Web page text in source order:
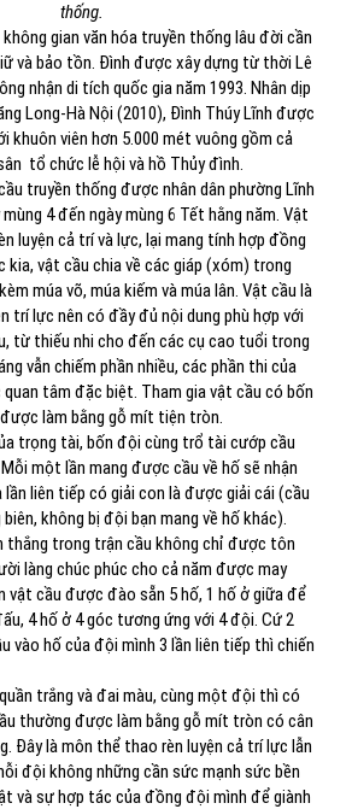
thống.
gian văn hóa truyền thống lâu đời cần
và bảo tồn. Đình được xây dựng từ thời Lê
nhận di tích quốc gia năm 1993. Nhân dịp
Long-Hà Nội (2010), Đình Thúy Lĩnh được
khuôn viên hơn 5.000 mét vuông gồm cả
tổ chức lễ hội và hồ Thủy đình.
truyền thống được nhân dân phường Lĩnh
4 đến ngày mùng 6 Tết hằng năm. Vật
luyện cả trí và lực, lại mang tính hợp đồng
kia, vật cầu chia về các giáp (xóm) trong
múa võ, múa kiếm và múa lân. Vật cầu là
trí lực nên có đầy đủ nội dung phù hợp với
từ thiếu nhi cho đến các cụ cao tuổi trong
vẫn chiếm phần nhiều, các phần thi của
tâm đặc biệt. Tham gia vật cầu có bốn
làm bằng gỗ mít tiện tròn.
trọng tài, bốn đội cùng trổ tài cướp cầu
một lần mang được cầu về hố sẽ nhận
liên tiếp có giải con là được giải cái (cầu
không bị đội bạn mang về hố khác).
thắng trong trận cầu không chỉ được tôn
làng chúc phúc cho cả năm được may
vật cầu được đào sẵn 5 hố, 1 hố ở giữa để
4 hố ở 4 góc tương ứng với 4 đội. Cứ 2
vào hố của đội mình 3 lần liên tiếp thì chiến
trắng và đai màu, cùng một đội thì có
thường được làm bằng gỗ mít tròn có cân
Đây là môn thể thao rèn luyện cả trí lực lẫn
đội không những cần sức mạnh sức bền
và sự hợp tác của đồng đội mình để giành